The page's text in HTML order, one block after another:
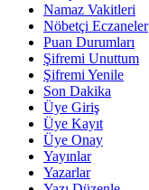
Namaz Vakitleri
Nöbetçi Eczaneler
Puan Durumları
Şifremi Unuttum
Şifremi Yenile
Son Dakika
Üye Giriş
Üye Kayıt
Üye Onay
Yayınlar
Yazarlar